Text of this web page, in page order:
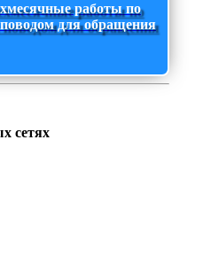
работы по
для обращения
сетях